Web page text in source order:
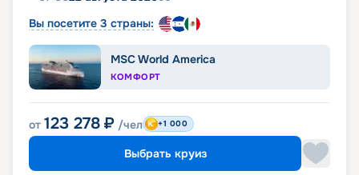
Вы посетите 3 страны:
MSC World America
КОМФОРТ
от 123 278 ₽ /чел +1 000
Выбрать круиз